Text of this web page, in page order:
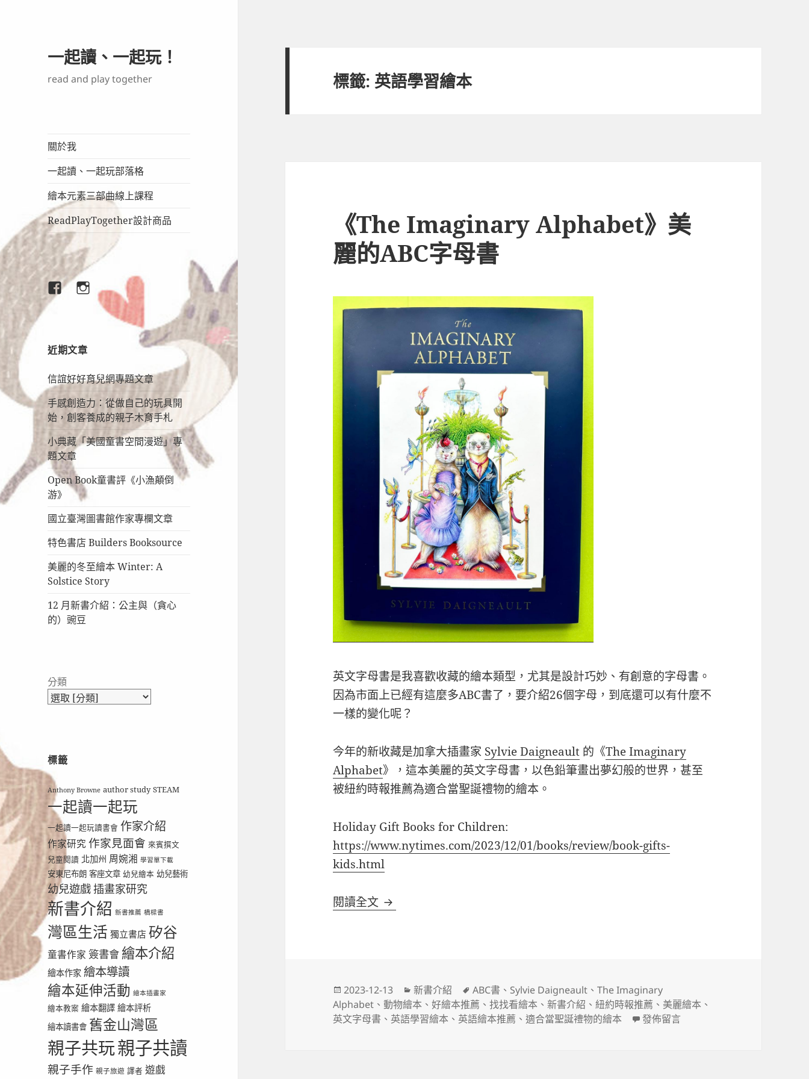
一起讀、一起玩！
read and play together
關於我
一起讀、一起玩部落格
繪本元素三部曲線上課程
ReadPlayTogether設計商品
臉
書
頁
IG
近期文章
信誼好好育兒網專題文章
手感創造力：從做自己的玩具開
始，創客養成的親子木育手札
小典藏「美國童書空間漫遊」專
題文章
Open Book童書評《小漁顛倒
游》
國立臺灣圖書館作家專欄文章
特色書店 Builders Booksource
美麗的冬至繪本 Winter: A
Solstice Story
12 月新書介紹：公主與（貪心
的）豌豆
分類
標籤
Anthony Browne author study STEAM
一起讀一起玩
一起讀一起玩讀書會 作家介紹
作家研究 作家見面會 來賓撰文
兒童閱讀 北加州 周婉湘 學習單下載
安東尼布朗 客座文章 幼兒繪本 幼兒藝術
幼兒遊戲插畫家研究
新書介紹 新書推薦 橋樑書
灣區生活 獨立書店 矽谷
童書作家 簽書會 繪本介紹
繪本作家 繪本導讀
繪本延伸活動 繪本插畫家
繪本教案 繪本翻譯 繪本評析
繪本讀書會 舊金山灣區
親子共玩親子共讀
親子手作 親子旅遊 譯者 遊戲
標籤:英語學習繪本
《The Imaginary Alphabet》美
麗的ABC字母書
英文字母書是我喜歡收藏的繪本類型，尤其是設計巧妙、有創意的字母書。
因為市面上已經有這麼多ABC書了，要介紹26個字母，到底還可以有什麼不
一樣的變化呢？
今年的新收藏是加拿大插畫家 Sylvie Daigneault 的《The Imaginary
Alphabet》，這本美麗的英文字母書，以色鉛筆畫出夢幻般的世界，甚至
被紐約時報推薦為適合當聖誕禮物的繪本。
Holiday Gift Books for Children:
https://www.nytimes.com/2023/12/01/books/review/book-gifts-
kids.html
閱讀全文 《The Imaginary Alphabet》美麗的ABC字母書
發
佈
日
2023-12-13
分
類
新書介紹
標
籤
ABC書 、 Sylvie Daigneault 、The Imaginary
Alphabet 、動物繪本 、好繪本推薦 、找找看繪本 、新書介紹 、紐約時報推薦 、 美麗繪本 、
英文字母書 、英語學習繪本 、英語繪本推薦 、適合當聖誕禮物的繪本 在〈《The Imaginary Alphabet》美
發佈留言